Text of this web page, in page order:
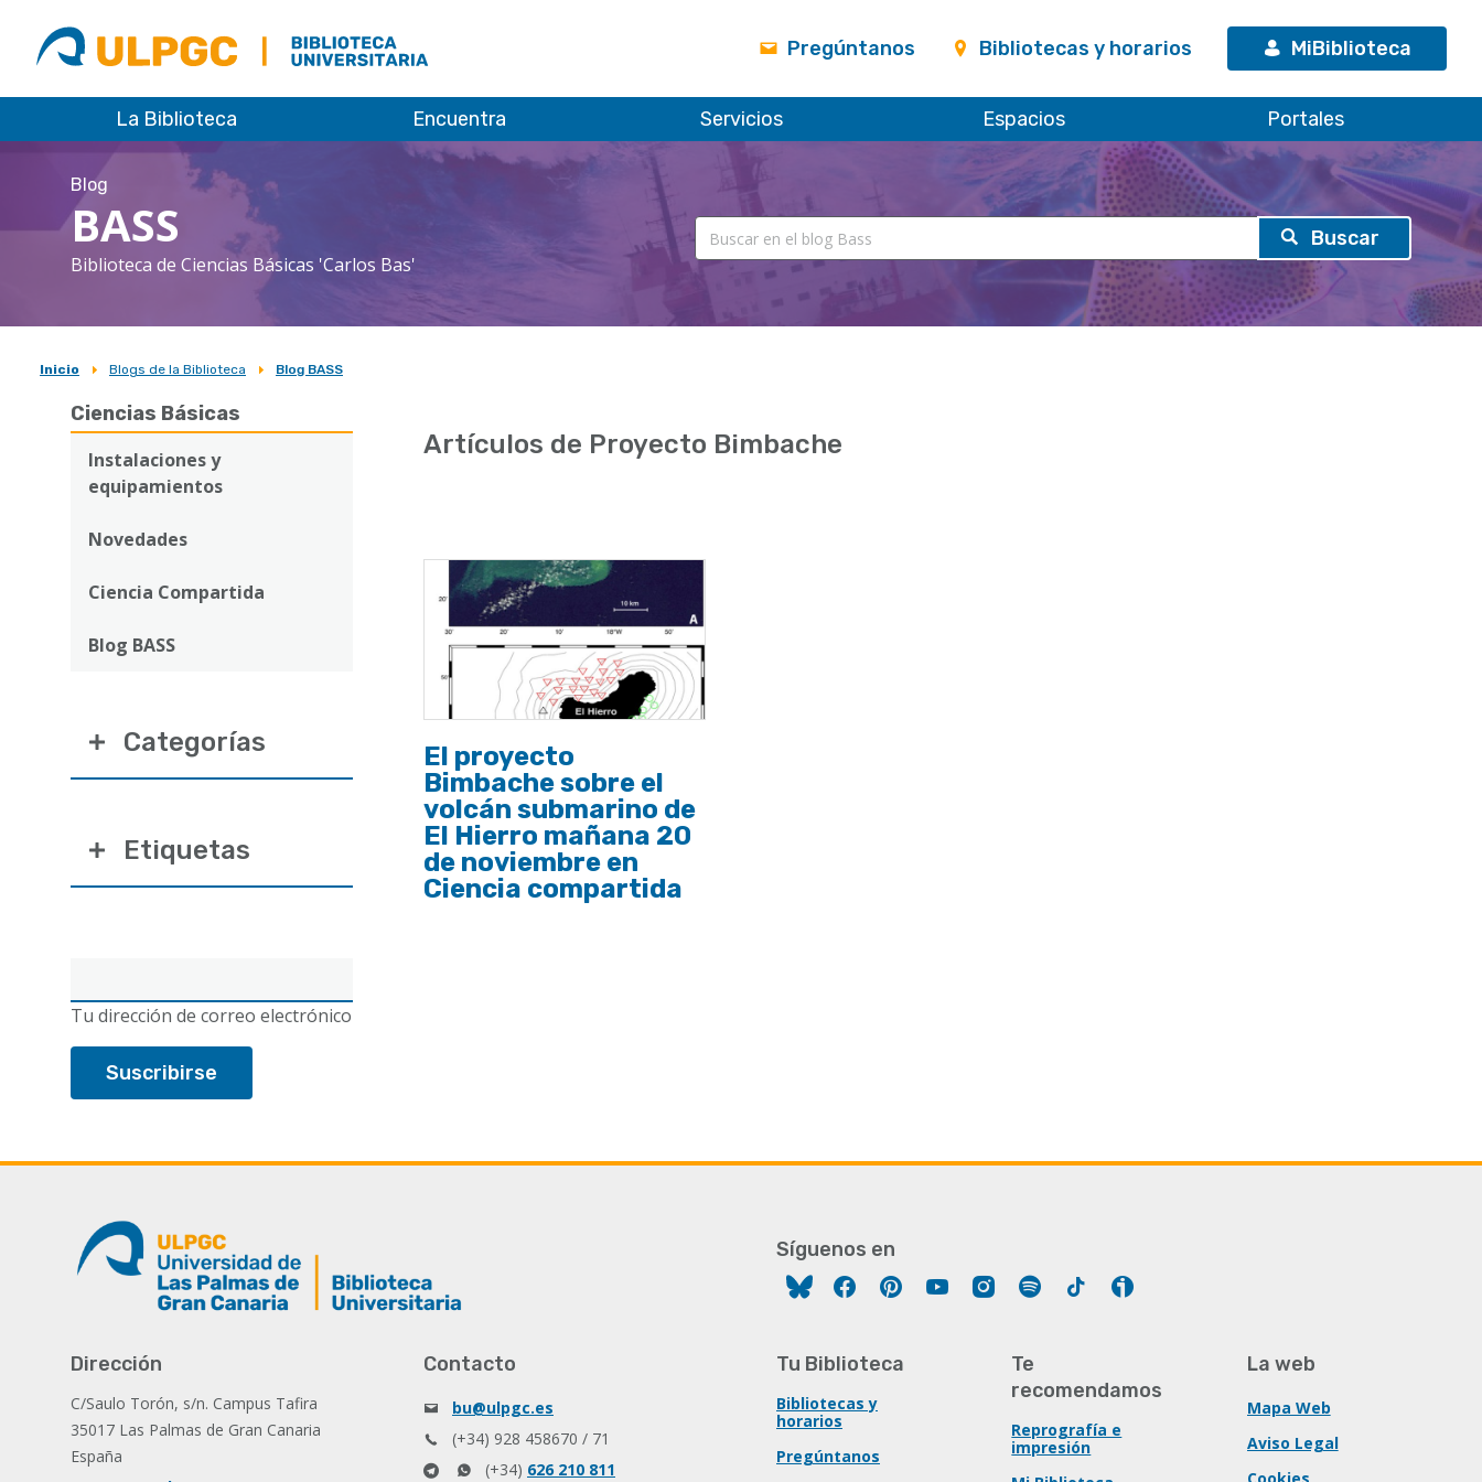
ULPGC
Biblioteca
ULPGC
Pregúntanos Bibliotecas y horarios MiBiblioteca
La Biblioteca Encuentra Servicios Espacios Portales
Blog
BASS
Biblioteca de Ciencias Básicas 'Carlos Bas'
Sobrescribir
enlaces
ayuda
Inicio Blogs de la Biblioteca Blog BASS
Ciencias Básicas
Instalaciones y
equipamientos
Novedades
Ciencia Compartida
Blog BASS
electrónico
Tu dirección de correo electrónico
Categorías
Etiquetas
Artículos de Proyecto Bimbache
El proyecto
Bimbache sobre el
volcán submarino de
El Hierro mañana 20
de noviembre en
Ciencia compartida
Síguenos en
FacebookPinterestYouTubeInstagram
Spotify Tiktok
Dirección
C/Saulo Torón, s/n. Campus Tafira
35017 Las Palmas de Gran Canaria
España
Contacto
bu@ulpgc.es
(+34) 928 458670 / 71
(+34) 626 210 811
Tu Biblioteca
Bibliotecas y
horarios
Pregúntanos
Te
recomendamos
Reprografía e
impresión
La web
Mapa Web
Aviso Legal